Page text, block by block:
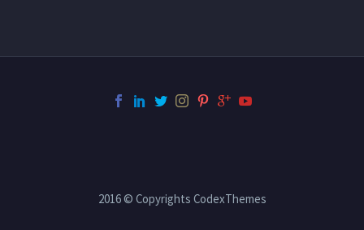
2016 © Copyrights CodexThemes